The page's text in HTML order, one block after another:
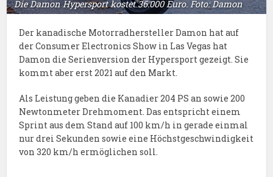
Die Damon Hypersport kostet 36.000 Euro. Foto: Damon
Der kanadische Motorradhersteller Damon hat auf
der Consumer Electronics Show in Las Vegas hat
Damon die Serienversion der Hypersport gezeigt. Sie
kommt aber erst 2021 auf den Markt.
Als Leistung geben die Kanadier 204 PS an sowie 200
Newtonmeter Drehmoment. Das entspricht einem
Sprint aus dem Stand auf 100 km/h in gerade einmal
nur drei Sekunden sowie eine Höchstgeschwindigkeit
von 320 km/h ermöglichen soll.